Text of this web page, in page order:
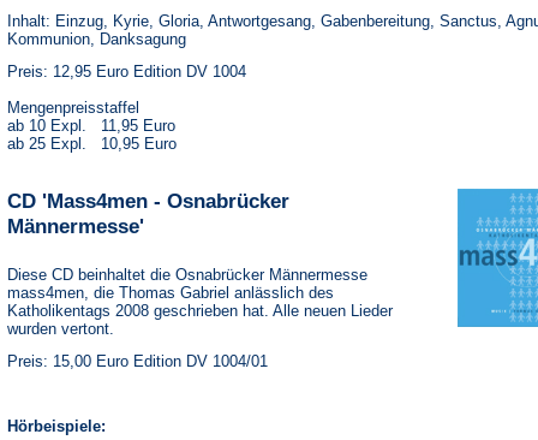
Inhalt: Einzug, Kyrie, Gloria, Antwortgesang, Gabenbereitung, Sanctus,
Kommunion, Danksagung
Preis: 12,95 Euro Edition DV 1004
Mengenpreisstaffel
ab 10 Expl. 11,95 Euro
ab 25 Expl. 10,95 Euro
CD 'Mass4men - Osnabrücker
Männermesse'
Diese CD beinhaltet die Osnabrücker Männermesse
mass4men, die Thomas Gabriel anlässlich des
Katholikentags 2008 geschrieben hat. Alle neuen Lieder
wurden vertont.
Preis: 15,00 Euro Edition DV 1004/01
Hörbeispiele: